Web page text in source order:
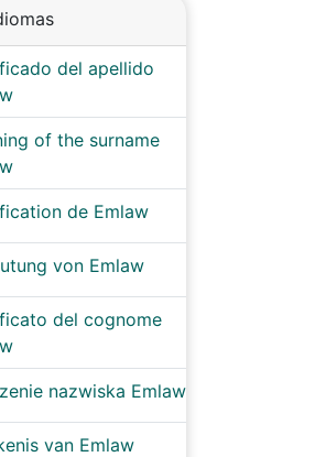
del apellido
of the surname
de Emlaw
von Emlaw
del cognome
nazwiska Emlaw
van Emlaw